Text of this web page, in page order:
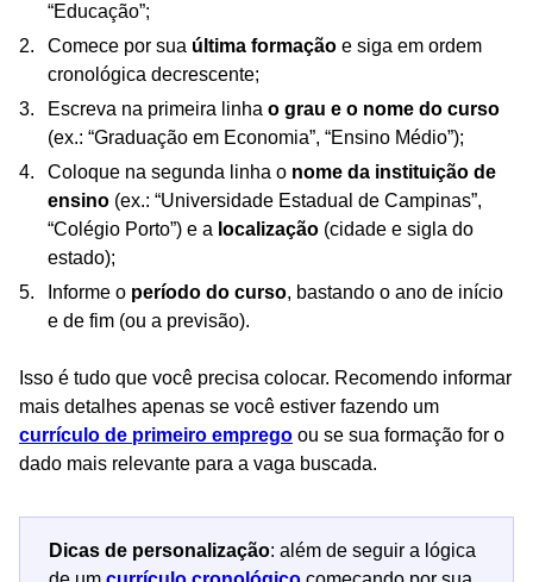
“Educação”;
Comece por sua última formação e siga em ordem
cronológica decrescente;
Escreva na primeira linha o grau e o nome do curso
(ex.: “Graduação em Economia”, “Ensino Médio”);
Coloque na segunda linha o nome da instituição de
ensino (ex.: “Universidade Estadual de Campinas”,
“Colégio Porto”) e a localização (cidade e sigla do
estado);
Informe o período do curso, bastando o ano de início
e de fim (ou a previsão).
Isso é tudo que você precisa colocar. Recomendo informar
mais detalhes apenas se você estiver fazendo um
currículo de primeiro emprego ou se sua formação for o
dado mais relevante para a vaga buscada.
Dicas de personalização: além de seguir a lógica